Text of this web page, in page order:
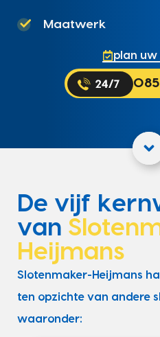
Maatwerk
plan
085
De vijf
van
Heijmans
Slotenmaker-Heijmans
ten opzichte van andere
waaronder: